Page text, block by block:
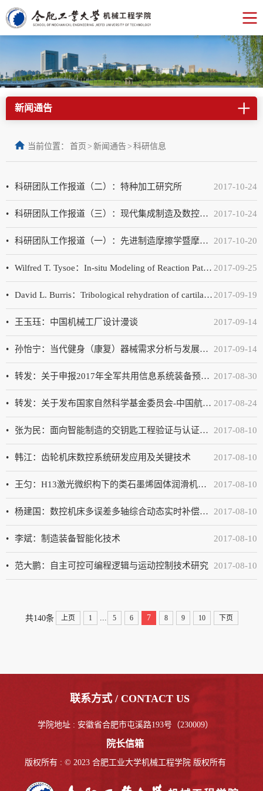
新闻通告
当前位置： 首页 > 新闻通告> 科研信息
2017-10-24
科研团队工作报道（二）：特种加工研究所
2017-10-24
科研团队工作报道（三）：现代集成制造及数控装备（CIMS）研究所
2017-10-20
科研团队工作报道（一）：先进制造摩擦学暨摩擦学研究所
2017-09-25
Wilfred T. Tysoe：In-situ Modeling of Reaction Pathways and Kinetics at a Sliding Solid-Solid Interface
2017-09-19
David L. Burris：Tribological rehydration of cartilage: new insight into how movement helps keep joints moving
2017-09-14
王玉珏：中国机械工厂设计漫谈
2017-09-14
孙怡宁：当代健身（康复）器械需求分析与发展态势
2017-08-30
转发：关于申报2017年全军共用信息系统装备预研项目的通知
2017-08-24
转发：关于发布国家自然科学基金委员会-中国航天科技集团公司航天先进制造技术研究联合基金
2017-08-10
张为民：面向智能制造的交钥匙工程验证与认证平台的研究
2017-08-10
韩江：齿轮机床数控系统研发应用及关键技术
2017-08-10
王匀：H13激光微织构下的类石墨烯固体润滑机理研究
2017-08-10
杨建国：数控机床多误差多轴综合动态实时补偿技术及其应用
2017-08-10
李斌：制造装备智能化技术
2017-08-10
范大鹏：自主可控可编程逻辑与运动控制技术研究
共140条 上页 1 5 6 7 8 9 10 下页
联系方式 / CONTACT US
学院地址 : 安徽省合肥市屯溪路193号（230009）
院长信箱
版权所有 : © 2023 合肥工业大学机械工程学院 版权所有